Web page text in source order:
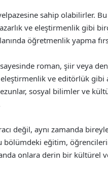
sahip olabilirler.
ve eleştirmenlik gibi
öğretmenlik yapma
roman, şiir veya
ve editörlük gibi
sosyal bilimler ve
değil, aynı zamanda
bölümdeki eğitim,
onlara derin bir kültürel